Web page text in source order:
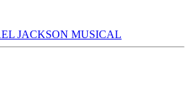
JACKSON MUSICAL